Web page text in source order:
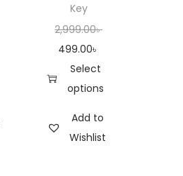
Key
2,999.00৳
499.00৳
Select
options
Add to
Wishlist